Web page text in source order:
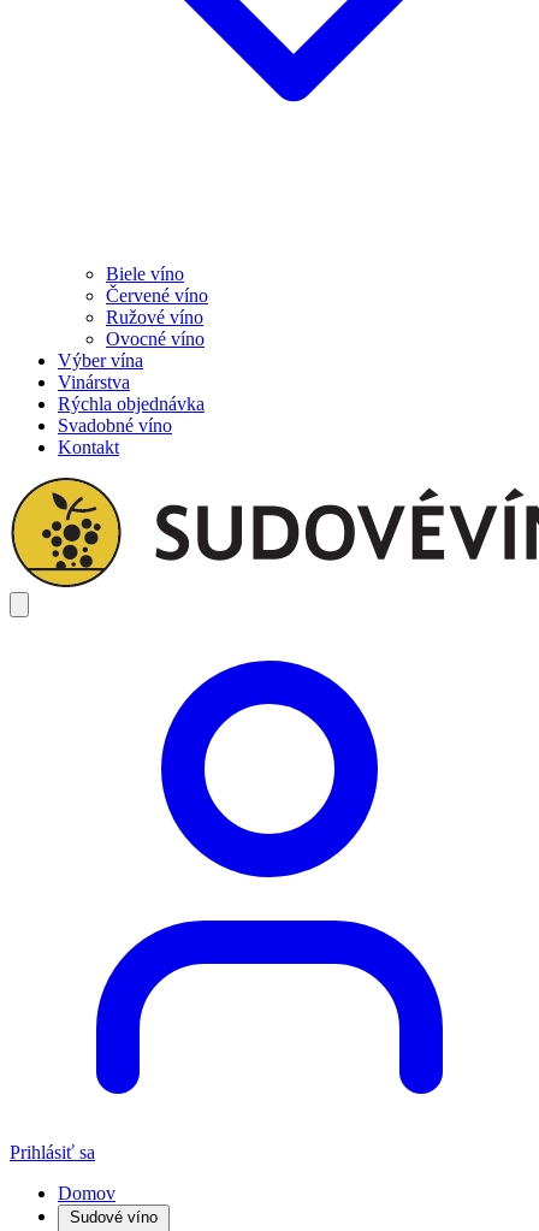
Biele víno
Červené víno
Ružové víno
Ovocné víno
Výber vína
Vinárstva
Rýchla objednávka
Svadobné víno
Kontakt
Prihlásiť sa
Domov
Sudové víno